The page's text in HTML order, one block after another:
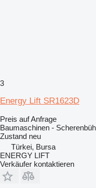
3
Energy Lift SR1623D
Preis auf Anfrage
Baumaschinen -
Zustand neu
Türkei, Bursa
ENERGY LIFT
Verkäufer kontaktieren